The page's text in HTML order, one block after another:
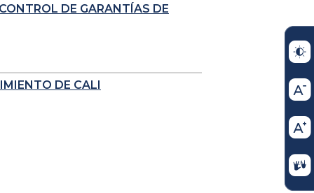
DE GARANTÍAS DE
DE CALI